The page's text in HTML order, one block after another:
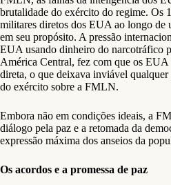
brutalidade do exército do regime. Os
militares diretos dos EUA ao longo de
em seu propósito. A pressão
EUA usando dinheiro do narcotráfico
América Central, fez com que os EUA
direta, o que deixava inviável
do exército sobre a FMLN.
Embora não em condições ideais, a
diálogo pela paz e a retomada da
expressão máxima dos anseios da
Os acordos e a promessa de paz